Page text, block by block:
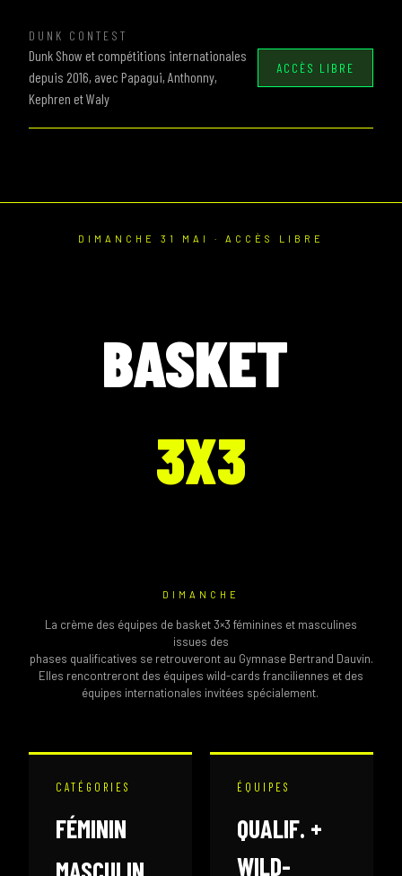
DUNK CONTEST
Dunk Show et compétitions internationales
depuis 2016, avec Papagui, Anthonny,
Kephren et Waly
ACCÈS LIBRE
DIMANCHE 31 MAI · ACCÈS LIBRE
BASKET
3X3
DIMANCHE
La crème des équipes de basket 3×3 féminines et masculines
issues des
phases qualificatives se retrouveront au Gymnase Bertrand Dauvin.
Elles rencontreront des équipes wild-cards franciliennes et des
équipes internationales invitées spécialement.
CATÉGORIES
FÉMININ
ÉQUIPES
QUALIF. +
WILD-